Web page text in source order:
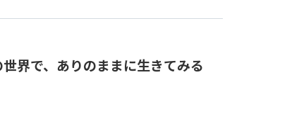
界で、ありのままに生きてみる